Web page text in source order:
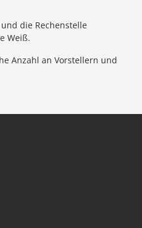
die Rechenstelle
Weiß.
Anzahl an Vorstellern und